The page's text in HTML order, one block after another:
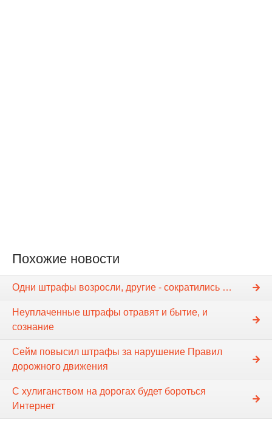
Похожие новости
Одни штрафы возросли, другие - сократились …
Неуплаченные штрафы отравят и бытие, и
сознание
Сейм повысил штрафы за нарушение Правил
дорожного движения
С хулиганством на дорогах будет бороться
Интернет